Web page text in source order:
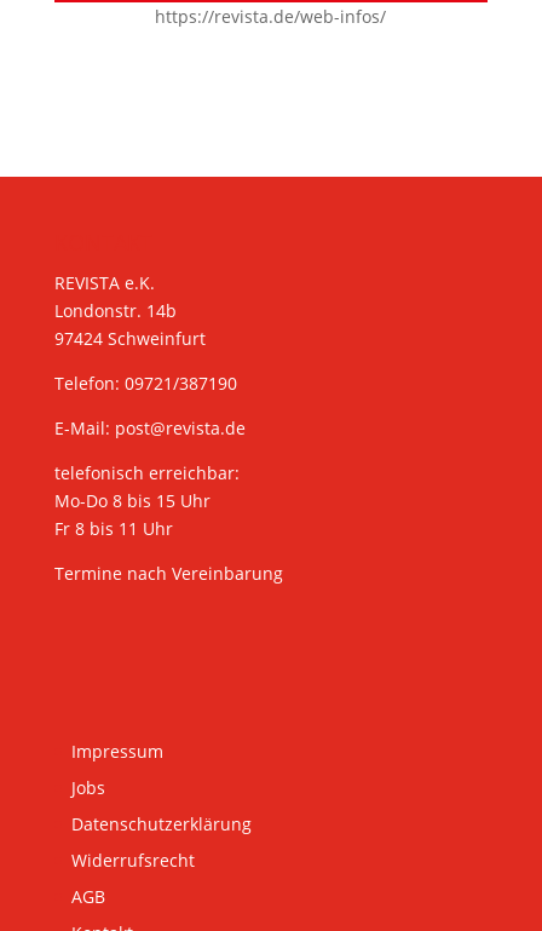
https://revista.de/web-infos/
REVISTA e.K.
Londonstr. 14b
97424 Schweinfurt
Telefon: 09721/387190
E-Mail: post@revista.de
telefonisch erreichbar:
Mo-Do 8 bis 15 Uhr
Fr 8 bis 11 Uhr
Termine nach Vereinbarung
Impressum
Jobs
Datenschutzerklärung
Widerrufsrecht
AGB